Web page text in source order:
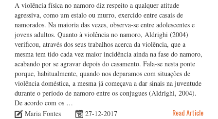
A violência física no namoro diz respeito a qualquer atitude
agressiva, como um estalo ou murro, exercido entre casais de
namorados. Na maioria das vezes, observa-se entre adolescentes e
jovens adultos. Quanto à violência no namoro, Aldrighi (2004)
verificou, através dos seus trabalhos acerca da violência, que a
mesma tem tido cada vez maior incidência ainda na fase do namoro,
acabando por se agravar depois do casamento. Fala-se nesta ponte
porque, habitualmente, quando nos deparamos com situações de
violência doméstica, a mesma já começava a dar sinais na juventude
durante o período de namoro entre os conjugues (Aldrighi, 2004).
De acordo com os …
Maria Fontes
27-12-2017 Read Article